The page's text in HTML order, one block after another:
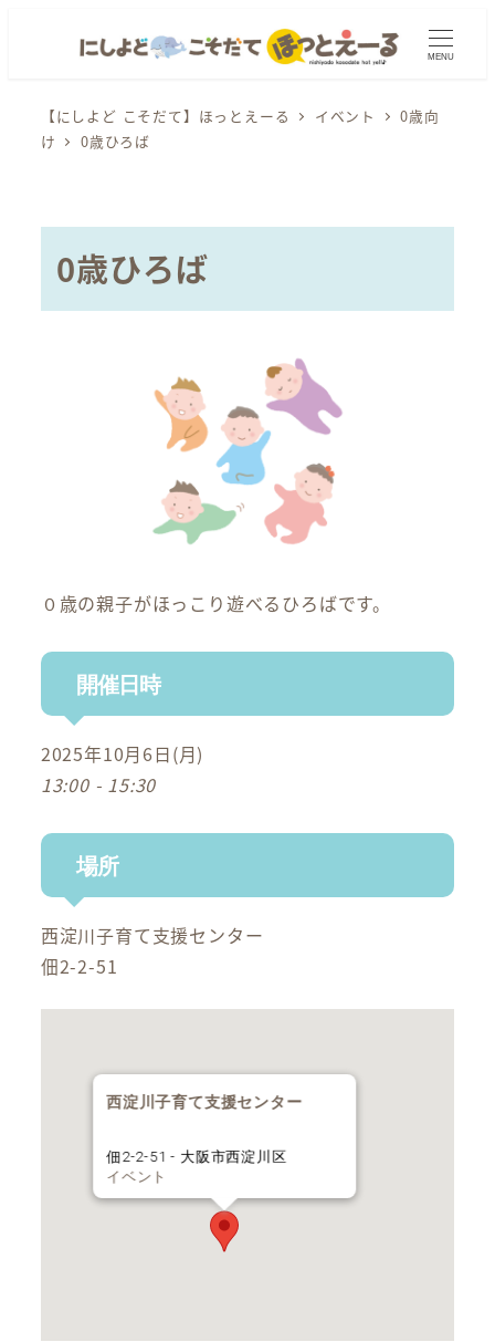
MENU
【にしよど こそだて】ほっとえーる イベント
0歳向
け
0歳ひろば
0歳ひろば
０歳の親子がほっこり遊べるひろばです。
開催日時
2025年10月6日(月)
13:00 - 15:30
場所
西淀川子育て支援センター
佃2-2-51
西淀川子育て支援センター
佃2-2-51 - 大阪市西淀川区
イベント